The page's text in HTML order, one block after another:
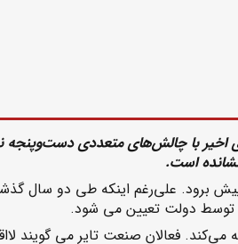
با چالش‌‌های متعددی دست‌وپنجه
است.
برود. علی‌رغم اینکه طی دو سال
توسط دولت تعیین می شود.